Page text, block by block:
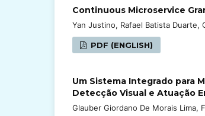
Continuous Microservice
Yan Justino, Rafael Batista Duarte,
PDF (ENGLISH)
Um Sistema Integrado para
Detecção Visual e Atuação
Glauber Giordano De Morais Lima,